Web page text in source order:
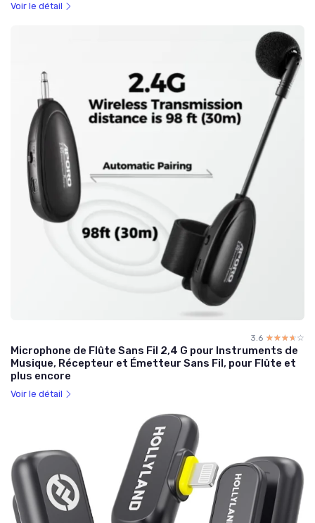
Voir le détail
3.6 ☆☆☆☆☆
★★★★★
Microphone de Flûte Sans Fil 2,4 G pour Instruments de
Musique, Récepteur et Émetteur Sans Fil, pour Flûte et
plus encore
Voir le détail